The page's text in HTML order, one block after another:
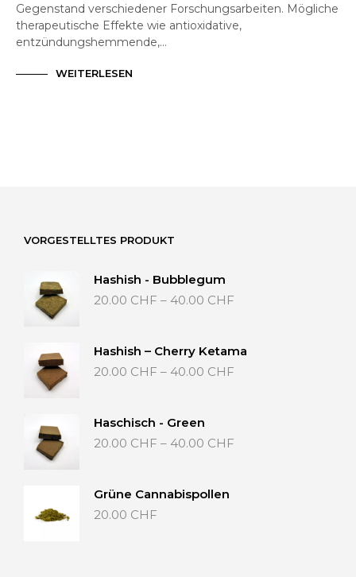
Gegenstand verschiedener Forschungsarbeiten. Mögliche
therapeutische Effekte wie antioxidative,
entzündungshemmende,…
WEITERLESEN
VORGESTELLTES PRODUKT
Hashish - Bubblegum
20.00 CHF – 40.00 CHF
Hashish – Cherry Ketama
20.00 CHF – 40.00 CHF
Haschisch - Green
20.00 CHF – 40.00 CHF
Grüne Cannabispollen
20.00 CHF